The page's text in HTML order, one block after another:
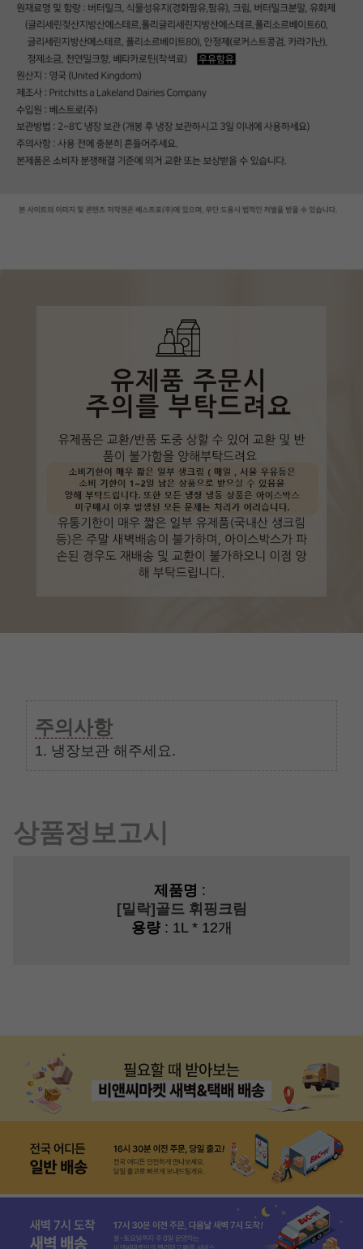
주의사항
1. 냉장보관 해주세요.
상품정보고시
제품명 :
[밀락]골드 휘핑크림
용량 : 1L * 12개